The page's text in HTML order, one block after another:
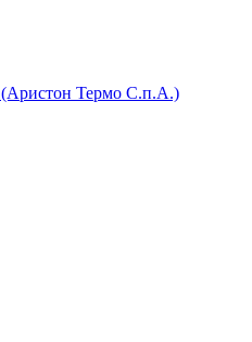
Термо С.п.А.)